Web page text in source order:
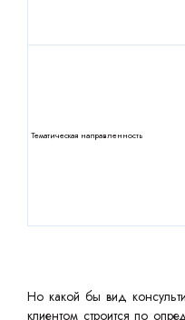
Тематическая направленность
Но какой бы вид
клиентом строится по